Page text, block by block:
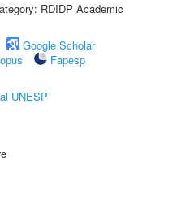
RDIDP Academic
Google Scholar
Fapesp
UNESP